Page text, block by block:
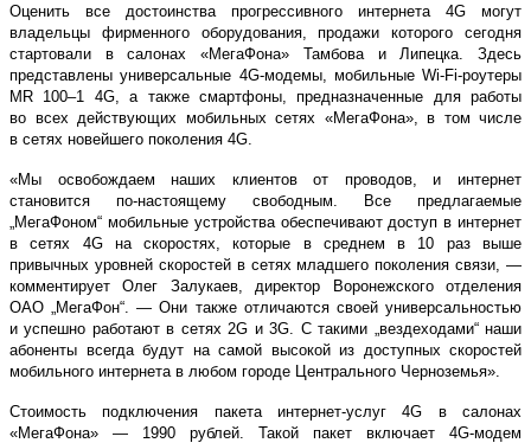
Оценить все достоинства прогрессивного интернета 4G могут
владельцы фирменного оборудования, продажи которого сегодня
стартовали в салонах «МегаФона» Тамбова и Липецка. Здесь
представлены универсальные 4G-модемы, мобильные Wi-Fi-роутеры
MR 100–1 4G, а также смартфоны, предназначенные для работы
во всех действующих мобильных сетях «МегаФона», в том числе
в сетях новейшего поколения 4G.
«Мы освобождаем наших клиентов от проводов, и интернет
становится по-настоящему свободным. Все предлагаемые
„МегаФоном“ мобильные устройства обеспечивают доступ в интернет
в сетях 4G на скоростях, которые в среднем в 10 раз выше
привычных уровней скоростей в сетях младшего поколения связи, —
комментирует Олег Залукаев, директор Воронежского отделения
ОАО „МегаФон“. — Они также отличаются своей универсальностью
и успешно работают в сетях 2G и 3G. С такими „вездеходами“ наши
абоненты всегда будут на самой высокой из доступных скоростей
мобильного интернета в любом городе Центрального Черноземья».
Стоимость подключения пакета интернет-услуг 4G в салонах
«МегаФона» — 1990 рублей. Такой пакет включает 4G-модем